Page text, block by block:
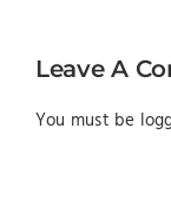
Leave A
You must be